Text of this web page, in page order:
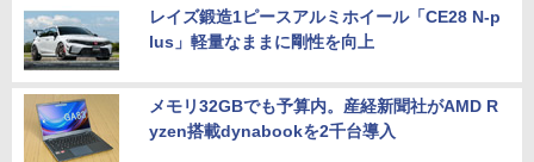
レイズ鍛造1ピースアルミホイール「CE28 N-p
lus」軽量なままに剛性を向上
メモリ32GBでも予算内。産経新聞社がAMD R
yzen搭載dynabookを2千台導入